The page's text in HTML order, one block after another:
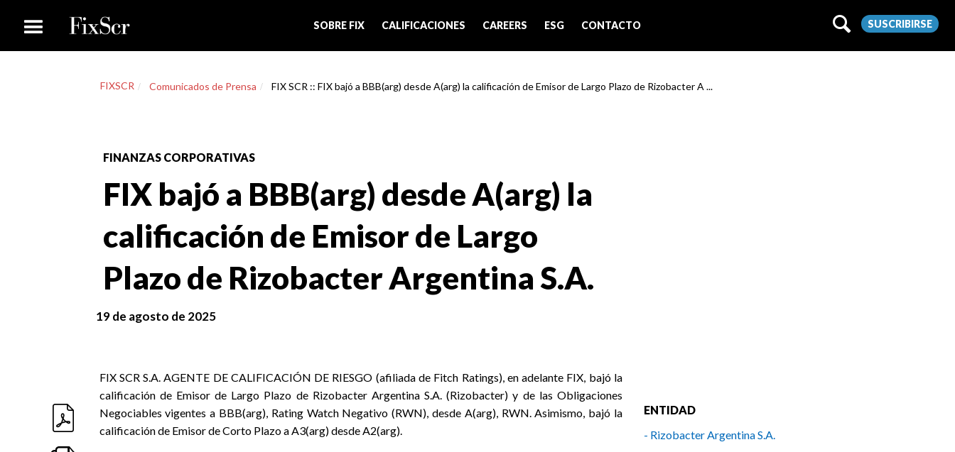
SOBRE FIX CALIFICACIONES CAREERS ESG CONTACTO SUSCRIBIRSE
FIXSCR Comunicados de Prensa FIX SCR :: FIX bajó a BBB(arg) desde A(arg) la calificación de Emisor de Largo Plazo de Rizobacter A ...
FINANZAS CORPORATIVAS
FIX bajó a BBB(arg) desde A(arg) la
calificación de Emisor de Largo
Plazo de Rizobacter Argentina S.A.
19 de agosto de 2025
FIX SCR S.A. AGENTE DE CALIFICACIÓN DE RIESGO (afiliada de Fitch Ratings), en adelante FIX, bajó la
calificación de Emisor de Largo Plazo de Rizobacter Argentina S.A. (Rizobacter) y de las Obligaciones
Negociables vigentes a BBB(arg), Rating Watch Negativo (RWN), desde A(arg), RWN. Asimismo, bajó la
calificación de Emisor de Corto Plazo a A3(arg) desde A2(arg).
ENTIDAD
- Rizobacter Argentina S.A.